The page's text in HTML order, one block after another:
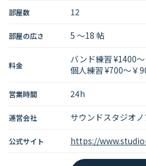
首都圏 北海道
麻布・三田・田町 新
部屋数 12
部屋の広さ 5 〜18 帖
料金
バンド練習 ¥1400
個人練習 ¥700～￥
営業時間 24h
運営会社 サウンドスタジオ
公式サイト https://